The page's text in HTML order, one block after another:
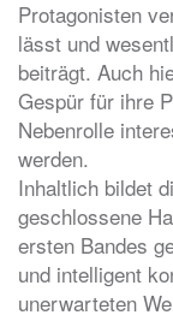
Protagonisten
lässt und
beiträgt. Auch
Gespür für ihre
Nebenrolle
werden.
Inhaltlich bildet
geschlossene
ersten Bandes
und intelligent
unerwarteten